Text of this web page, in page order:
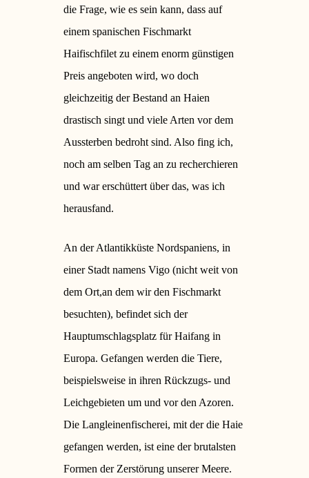
die Frage, wie es sein kann, dass auf
einem spanischen Fischmarkt
Haifischfilet zu einem enorm günstigen
Preis angeboten wird, wo doch
gleichzeitig der Bestand an Haien
drastisch singt und viele Arten vor dem
Aussterben bedroht sind. Also fing ich,
noch am selben Tag an zu recherchieren
und war erschüttert über das, was ich
herausfand.
An der Atlantikküste Nordspaniens, in
einer Stadt namens Vigo (nicht weit von
dem Ort,an dem wir den Fischmarkt
besuchten), befindet sich der
Hauptumschlagsplatz für Haifang in
Europa. Gefangen werden die Tiere,
beispielsweise in ihren Rückzugs- und
Leichgebieten um und vor den Azoren.
Die Langleinenfischerei, mit der die Haie
gefangen werden, ist eine der brutalsten
Formen der Zerstörung unserer Meere.